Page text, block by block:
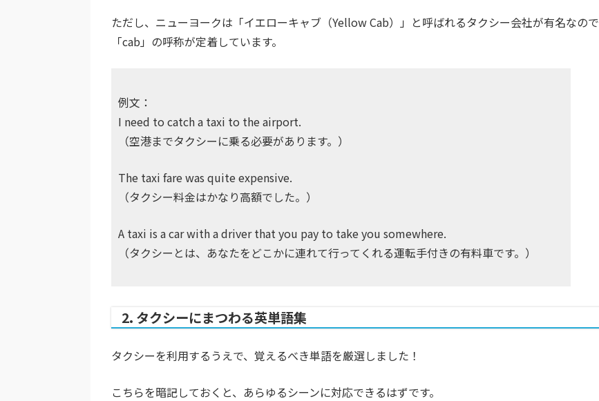
ただし、ニューヨークは「イエローキャブ（Yellow Cab）」と呼ばれるタクシー会社が有名なので
「cab」の呼称が定着しています。
例文：
I need to catch a taxi to the airport.
（空港までタクシーに乗る必要があります。）
The taxi fare was quite expensive.
（タクシー料金はかなり高額でした。）
A taxi is a car with a driver that you pay to take you somewhere.
（タクシーとは、あなたをどこかに連れて行ってくれる運転手付きの有料車です。）
2. タクシーにまつわる英単語集
タクシーを利用するうえで、覚えるべき単語を厳選しました！
こちらを暗記しておくと、あらゆるシーンに対応できるはずです。